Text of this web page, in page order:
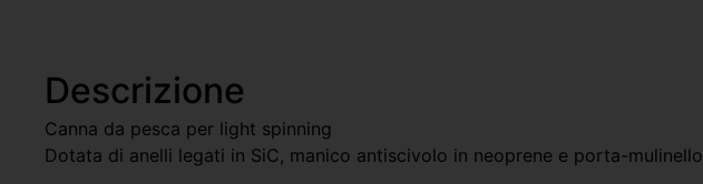
Descrizione
Canna da pesca per light spinning
Dotata di anelli legati in SiC, manico antiscivolo in neoprene e porta-